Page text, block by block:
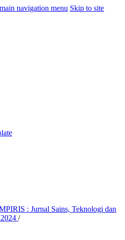
navigation menu Skip to site
: Jurnal Sains, Teknologi dan
/